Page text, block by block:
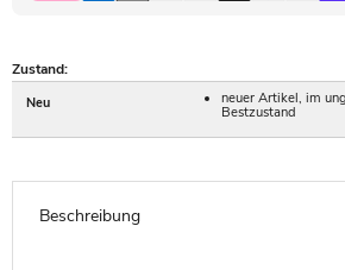
Zustand:
Neu
neuer Artikel, im
Bestzustand
Beschreibung